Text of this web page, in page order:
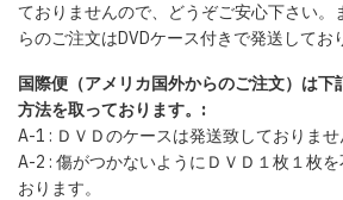
ておりませんので、どうぞご安心下さい。
らのご注文はDVDケース付きで発送してお
国際便（アメリカ国外からのご注文）は下
方法を取っております。:
A-1 : ＤＶＤのケースは発送致しておりませ
A-2 : 傷がつかないようにＤＶＤ１枚１枚
おります。